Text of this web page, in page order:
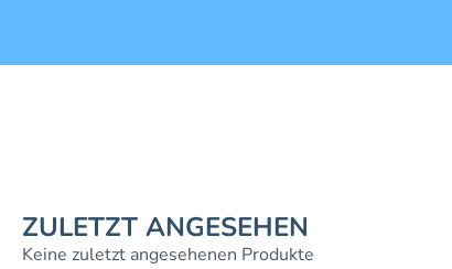
ZULETZT ANGESEHEN
Keine zuletzt angesehenen Produkte